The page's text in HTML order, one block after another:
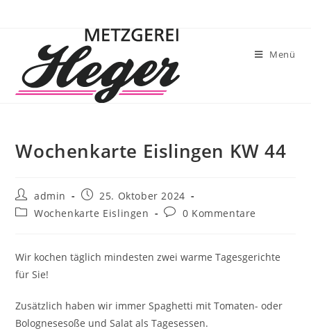
Menü
Wochenkarte Eislingen KW 44
admin
25. Oktober 2024
Wochenkarte Eislingen
0 Kommentare
Wir kochen täglich mindesten zwei warme Tagesgerichte
für Sie!
Zusätzlich haben wir immer Spaghetti mit Tomaten- oder
Bolognesesoße und Salat als Tagesessen.